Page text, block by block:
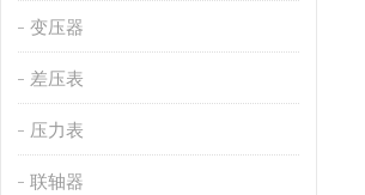
变压器
差压表
压力表
联轴器